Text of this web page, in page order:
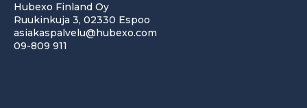
Hubexo Finland Oy
Ruukinkuja 3, 02330 Espoo
asiakaspalvelu@hubexo.com
09-809 911